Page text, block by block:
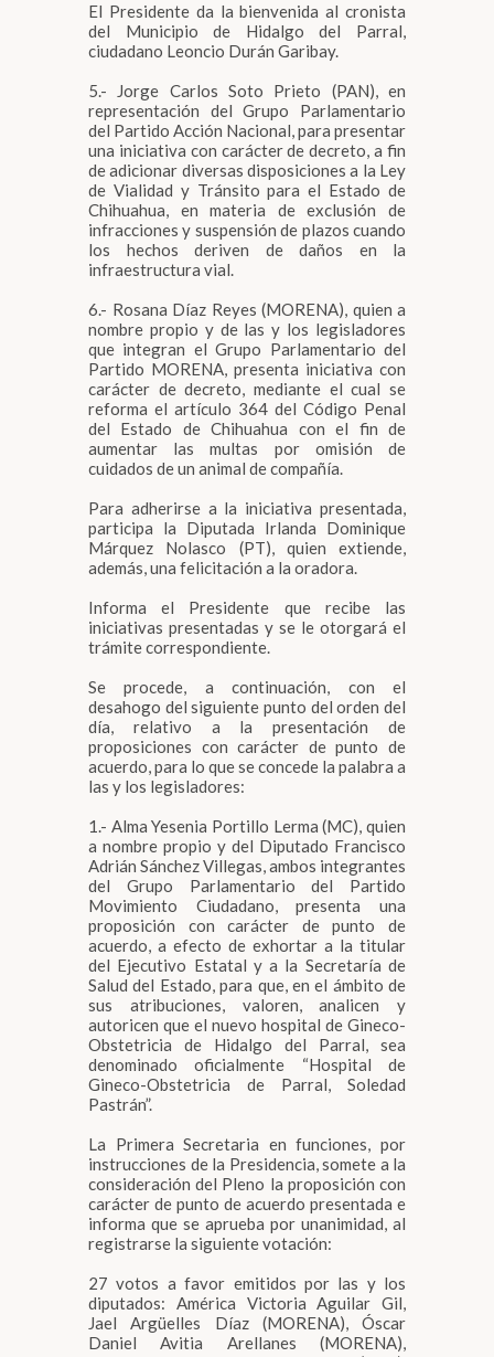
El Presidente da la bienvenida al cronista
del Municipio de Hidalgo del Parral,
ciudadano Leoncio Durán Garibay.
5.- Jorge Carlos Soto Prieto (PAN), en
representación del Grupo Parlamentario
del Partido Acción Nacional, para presentar
una iniciativa con carácter de decreto, a fin
de adicionar diversas disposiciones a la Ley
de Vialidad y Tránsito para el Estado de
Chihuahua, en materia de exclusión de
infracciones y suspensión de plazos cuando
los hechos deriven de daños en la
infraestructura vial.
6.- Rosana Díaz Reyes (MORENA), quien a
nombre propio y de las y los legisladores
que integran el Grupo Parlamentario del
Partido MORENA, presenta iniciativa con
carácter de decreto, mediante el cual se
reforma el artículo 364 del Código Penal
del Estado de Chihuahua con el fin de
aumentar las multas por omisión de
cuidados de un animal de compañía.
Para adherirse a la iniciativa presentada,
participa la Diputada Irlanda Dominique
Márquez Nolasco (PT), quien extiende,
además, una felicitación a la oradora.
Informa el Presidente que recibe las
iniciativas presentadas y se le otorgará el
trámite correspondiente.
Se procede, a continuación, con el
desahogo del siguiente punto del orden del
día, relativo a la presentación de
proposiciones con carácter de punto de
acuerdo, para lo que se concede la palabra a
las y los legisladores:
1.- Alma Yesenia Portillo Lerma (MC), quien
a nombre propio y del Diputado Francisco
Adrián Sánchez Villegas, ambos integrantes
del Grupo Parlamentario del Partido
Movimiento Ciudadano, presenta una
proposición con carácter de punto de
acuerdo, a efecto de exhortar a la titular
del Ejecutivo Estatal y a la Secretaría de
Salud del Estado, para que, en el ámbito de
sus atribuciones, valoren, analicen y
autoricen que el nuevo hospital de Gineco-
Obstetricia de Hidalgo del Parral, sea
denominado oficialmente “Hospital de
Gineco-Obstetricia de Parral, Soledad
Pastrán”.
La Primera Secretaria en funciones, por
instrucciones de la Presidencia, somete a la
consideración del Pleno la proposición con
carácter de punto de acuerdo presentada e
informa que se aprueba por unanimidad, al
registrarse la siguiente votación:
27 votos a favor emitidos por las y los
diputados: América Victoria Aguilar Gil,
Jael Argüelles Díaz (MORENA), Óscar
Daniel Avitia Arellanes (MORENA),